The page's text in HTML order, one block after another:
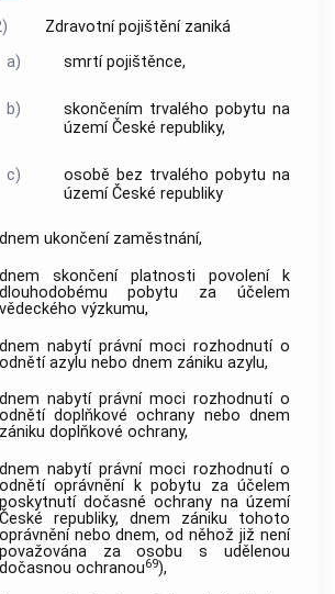
Zdravotní pojištěnízaniká
a)
smrtí pojištěnce,
b)
skončením trvalého pobytu na
území České republiky,
c)
osobě bez trvalého pobytu na
území České republiky
dnem ukončení zaměstnání,
dnem skončení platnosti povolení k
dlouhodobému pobytu za účelem
vědeckého výzkumu,
dnem nabytí právní moci rozhodnutí o
odnětí azylu nebo dnem zániku azylu,
dnem nabytí právní moci rozhodnutí o
odnětí doplňkové ochrany nebo dnem
zániku doplňkové ochrany,
dnem nabytí právní moci rozhodnutí o
odnětí oprávnění k pobytu za účelem
poskytnutí dočasné ochrany na území
České republiky, dnem zániku tohoto
oprávnění nebo dnem, od něhož již není
považována za osobu s udělenou
dočasnou ochranou69),